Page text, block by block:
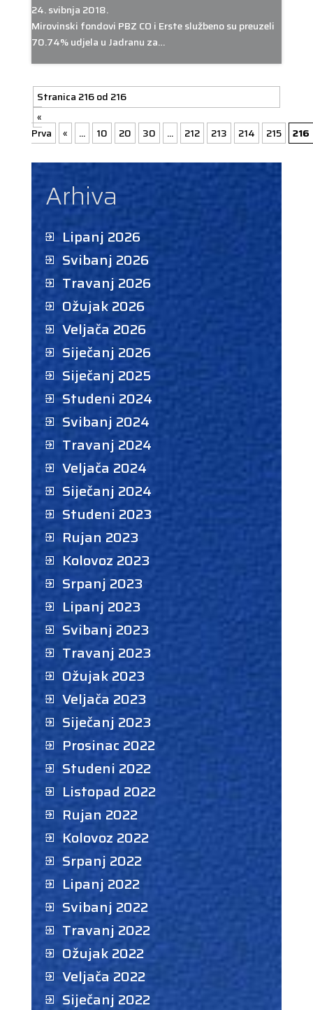
24. svibnja 2018.
Mirovinski fondovi PBZ CO i Erste službeno su preuzeli
70.74% udjela u Jadranu za…
Stranica 216 od 216
«
Prva
« ... 10 20 30 ... 212 213 214 215 216
Arhiva
Lipanj 2026
Svibanj 2026
Travanj 2026
Ožujak 2026
Veljača 2026
Siječanj 2026
Siječanj 2025
Studeni 2024
Svibanj 2024
Travanj 2024
Veljača 2024
Siječanj 2024
Studeni 2023
Rujan 2023
Kolovoz 2023
Srpanj 2023
Lipanj 2023
Svibanj 2023
Travanj 2023
Ožujak 2023
Veljača 2023
Siječanj 2023
Prosinac 2022
Studeni 2022
Listopad 2022
Rujan 2022
Kolovoz 2022
Srpanj 2022
Lipanj 2022
Svibanj 2022
Travanj 2022
Ožujak 2022
Veljača 2022
Siječanj 2022